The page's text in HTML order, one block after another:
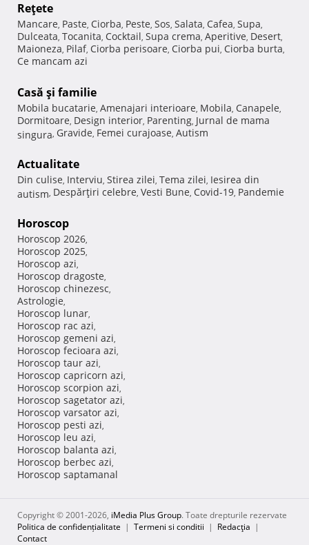
Reţete
Mancare, Paste, Ciorba, Peste, Sos, Salata, Cafea, Supa,
Dulceata, Tocanita, Cocktail, Supa crema, Aperitive, Desert,
Maioneza, Pilaf, Ciorba perisoare, Ciorba pui, Ciorba burta,
Ce mancam azi
Casă şi familie
Mobila bucatarie, Amenajari interioare, Mobila, Canapele,
Dormitoare, Design interior, Parenting, Jurnal de mama
singura, Gravide, Femei curajoase, Autism
Actualitate
Din culise, Interviu, Stirea zilei, Tema zilei, Iesirea din
autism, Despărţiri celebre, Vesti Bune, Covid-19, Pandemie
Horoscop
Horoscop 2026,
Horoscop 2025,
Horoscop azi,
Horoscop dragoste,
Horoscop chinezesc,
Astrologie,
Horoscop lunar,
Horoscop rac azi,
Horoscop gemeni azi,
Horoscop fecioara azi,
Horoscop taur azi,
Horoscop capricorn azi,
Horoscop scorpion azi,
Horoscop sagetator azi,
Horoscop varsator azi,
Horoscop pesti azi,
Horoscop leu azi,
Horoscop balanta azi,
Horoscop berbec azi,
Horoscop saptamanal
Copyright © 2001-2026, iMedia Plus Group. Toate drepturile rezervate
Politica de confidențialitate | Termeni si conditii | Redacţia |
Contact